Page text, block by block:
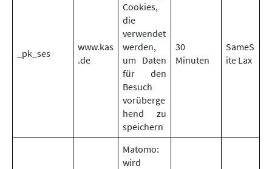
_pk_ses
www.kas
.de
Cookies,
die
verwendet
werden,
um Daten
für den
Besuch
vorüberge
hend zu
speichern
30
Minuten
SameS
ite Lax
Matomo:
wird